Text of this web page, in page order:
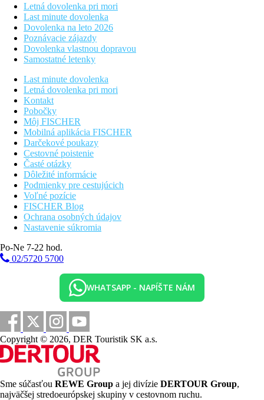
Letná dovolenka pri mori
Last minute dovolenka
Dovolenka na leto 2026
Poznávacie zájazdy
Dovolenka vlastnou dopravou
Samostatné letenky
Last minute dovolenka
Letná dovolenka pri mori
Kontakt
Pobočky
Môj FISCHER
Mobilná aplikácia FISCHER
Darčekové poukazy
Cestovné poistenie
Časté otázky
Dôležité informácie
Podmienky pre cestujúcich
Voľné pozície
FISCHER Blog
Ochrana osobných údajov
Nastavenie súkromia
Po-Ne 7-22 hod.
02/5720 5700
WHATSAPP - NAPÍŠTE NÁM
Copyright © 2026, DER Touristik SK a.s.
Sme súčasťou REWE Group a jej divízie DERTOUR Group,
najväčšej stredoeurópskej skupiny v cestovnom ruchu.